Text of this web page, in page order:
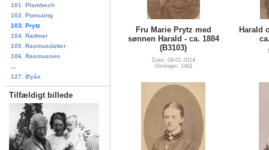
101. Plambech
102. Ponsaing
103. Prytz
104. Radmer
105. Rasmusdatter
106. Rasmussen
127. Øyås
Tilfældigt billede
Fru Marie Prytz med
sønnen Harald - ca. 1884
(B3103)
Dato: 09-01-2014
Visninger: 1461
Harald